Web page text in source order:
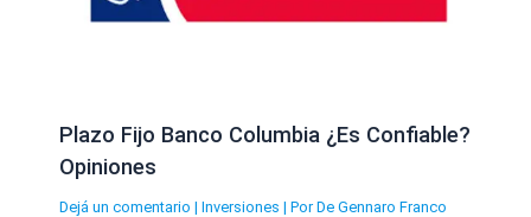
Plazo Fijo Banco Columbia ¿Es Confiable?
Opiniones
Dejá un comentario | Inversiones | Por De Gennaro Franco